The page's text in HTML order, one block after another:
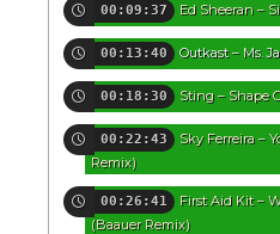
00:09:37 Ed Sheeran –
00:13:40 Outkast – Ms.
00:18:30 Sting – Shape
00:22:43
Sky Ferreira –
Remix)
00:26:41
First Aid Kit –
(Baauer Remix)